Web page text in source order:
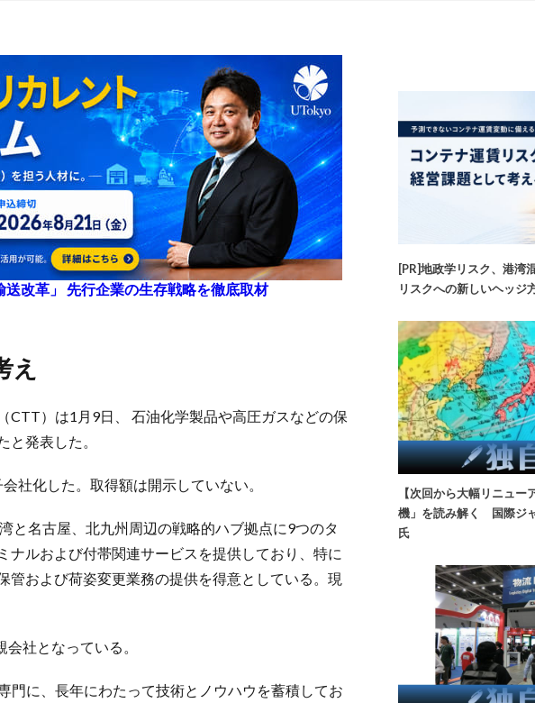
改革」 先行企業の生存戦略を徹底取材
え
CTT）は1月9日、 石油化学製品や高圧ガスなどの保
発表した。
社化した。取得額は開示していない。
と名古屋、北九州周辺の戦略的ハブ拠点に9つのタ
ルおよび付帯関連サービスを提供しており、特に
および荷姿変更業務の提供を得意としている。現
社となっている。
門に、長年にわたって技術とノウハウを蓄積してお
[PR]地政学リスク、港湾
リスクへの新しいヘッジ
【次回から大幅リニュ
機」を読み解く 国際ジ
氏